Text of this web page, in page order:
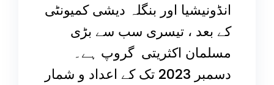
انڈونیشیا اور بنگلہ دیشی کمیونٹی
کے بعد ، تیسری سب سے بڑی
مسلمان اکثریتی گروپ ہے۔
دسمبر 2023 تک کے اعداد و شمار